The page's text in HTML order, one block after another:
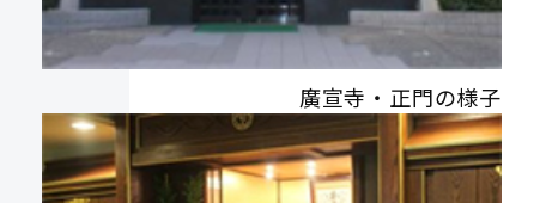
廣宣寺・正門の様子